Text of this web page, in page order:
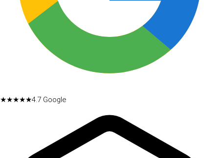
★★★★★4.7 Google